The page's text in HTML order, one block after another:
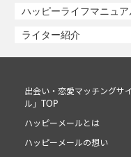
ハッピーライフマニュア
ライター紹介
出会い・恋愛マッチングサ
ル」TOP
ハッピーメールとは
ハッピーメールの想い